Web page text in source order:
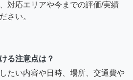
対応エリアや今までの評価/実績
さい。
る注意点は？
たい内容や日時、場所、交通費や